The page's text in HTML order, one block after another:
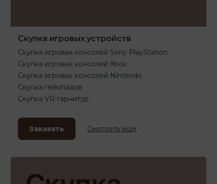
Скупка игровых устройств
Скупка игровых консолей Sony PlayStation
Скупка игровых консолей Xbox
Скупка игровых консолей Nintendo
Скупка геймпадов
Скупка VR-гарнитур
Заказать Смотреть еще